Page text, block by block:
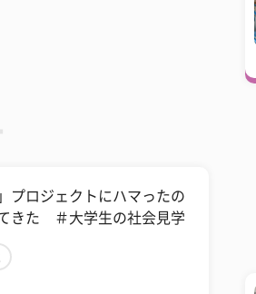
プロジェクトにハマったの
きた ＃大学生の社会見学